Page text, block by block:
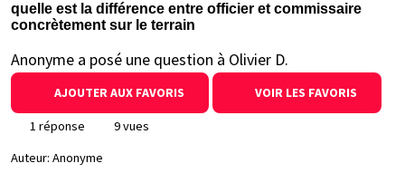
quelle est la différence entre officier et commissaire
concrètement sur le terrain
Anonyme a posé une question à Olivier D.
AJOUTER AUX FAVORIS VOIR LES FAVORIS
1 réponse
9 vues
Auteur: Anonyme